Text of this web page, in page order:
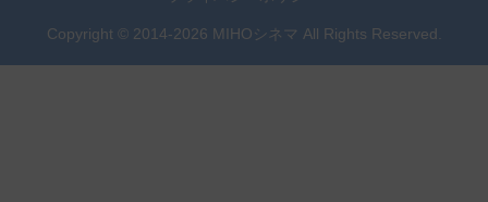
Copyright © 2014-2026 MIHOシネマ All Rights Reserved.